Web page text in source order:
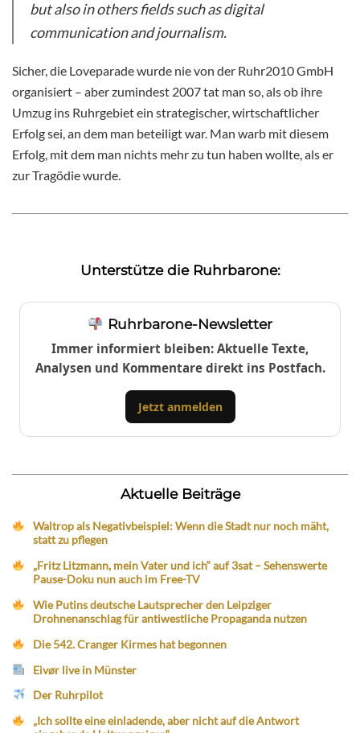
but also in others fields such as digital
communication and journalism.
Sicher, die Loveparade wurde nie von der Ruhr2010 GmbH
organisiert – aber zumindest 2007 tat man so, als ob ihre
Umzug ins Ruhrgebiet ein strategischer, wirtschaftlicher
Erfolg sei, an dem man beteiligt war. Man warb mit diesem
Erfolg, mit dem man nichts mehr zu tun haben wollte, als er
zur Tragödie wurde.
Unterstütze die Ruhrbarone:
Ruhrbarone-Newsletter
Immer informiert bleiben: Aktuelle Texte,
Analysen und Kommentare direkt ins Postfach.
Jetzt anmelden
Aktuelle Beiträge
Waltrop als Negativbeispiel: Wenn die Stadt nur noch mäht,
statt zu pflegen
„Fritz Litzmann, mein Vater und ich“ auf 3sat – Sehenswerte
Pause-Doku nun auch im Free-TV
Wie Putins deutsche Lautsprecher den Leipziger
Drohnenanschlag für antiwestliche Propaganda nutzen
Die 542. Cranger Kirmes hat begonnen
Eivør live in Münster
Der Ruhrpilot
„Ich sollte eine einladende, aber nicht auf die Antwort